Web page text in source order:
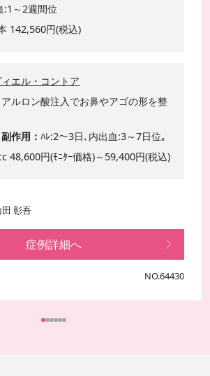
:1～2週間位
142,560円(税込)
エル・コントア
アルロン酸注入でお鼻やアゴの形を整
作用
ﾊﾚ:2～3日､内出血:3～7日位｡
48,600円(ﾓﾆﾀｰ価格)～59,400円(税込)
彰吾
症例詳細へ
NO.64430